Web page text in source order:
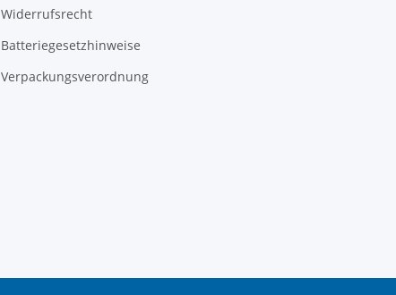
Widerrufsrecht
Batteriegesetzhinweise
Verpackungsverordnung